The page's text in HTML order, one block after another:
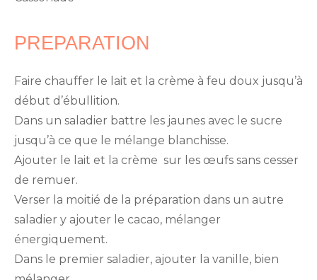
PREPARATION
Faire chauffer le lait et la crème à feu doux jusqu’à
début d’ébullition.
Dans un saladier battre les jaunes avec le sucre
jusqu’à ce que le mélange blanchisse.
Ajouter le lait et la crème sur les œufs sans cesser
de remuer.
Verser la moitié de la préparation dans un autre
saladier y ajouter le cacao, mélanger
énergiquement.
Dans le premier saladier, ajouter la vanille, bien